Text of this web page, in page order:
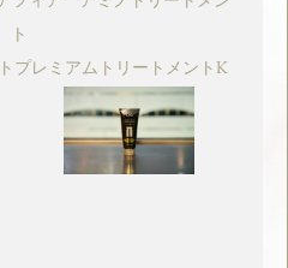
ト
プレミアムトリートメントK